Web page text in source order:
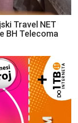
Travel NET
BH Telecoma